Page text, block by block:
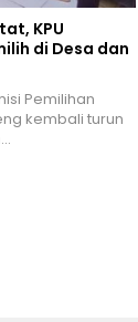
KPU
di Desa dan
Pemilihan
kembali turun